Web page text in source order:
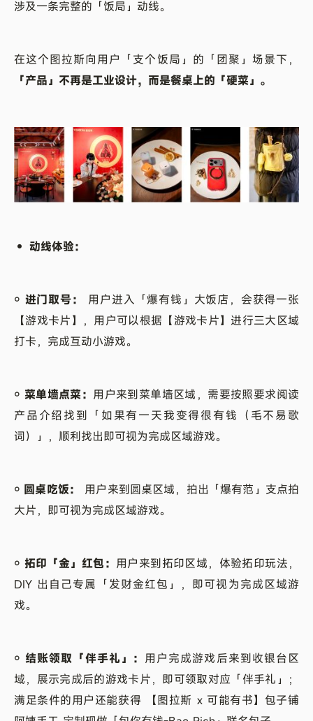
涉及一条完整的「饭局」动线。
在这个图拉斯向用户「支个饭局」的「团聚」场景下，
「产品」不再是工业设计，而是餐桌上的「硬菜」。
• 动线体验：
￮ 进门取号：
用户进入「爆有钱」大饭店，会获得一张
【游戏卡片】，用户可以根据【游戏卡片】进行三大区域
打卡，完成互动小游戏。
￮ 菜单墙点菜： 用户来到菜单墙区域，需要按照要求阅读
产品介绍找到「如果有一天我变得很有钱（毛不易歌
词）」，顺利找出即可视为完成区域游戏。
￮ 圆桌吃饭：
用户来到圆桌区域，拍出「爆有范」支点拍
大片，即可视为完成区域游戏。
￮ 拓印「金」红包： 用户来到拓印区域，体验拓印玩法，
DIY 出自己专属「发财金红包」，即可视为完成区域游
戏。
￮ 结账领取「伴手礼」： 用户完成游戏后来到收银台区
域，展示完成后的游戏卡片，即可领取对应「伴手礼」；
满足条件的用户还能获得 【图拉斯 x 可能有书】包子铺